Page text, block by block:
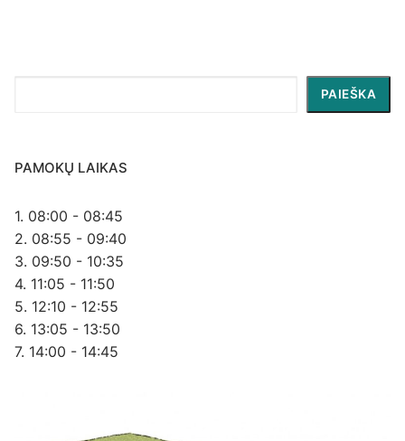
PAIEŠKA
PAMOKŲ LAIKAS
1. 08:00 - 08:45
2. 08:55 - 09:40
3. 09:50 - 10:35
4. 11:05 - 11:50
5. 12:10 - 12:55
6. 13:05 - 13:50
7. 14:00 - 14:45